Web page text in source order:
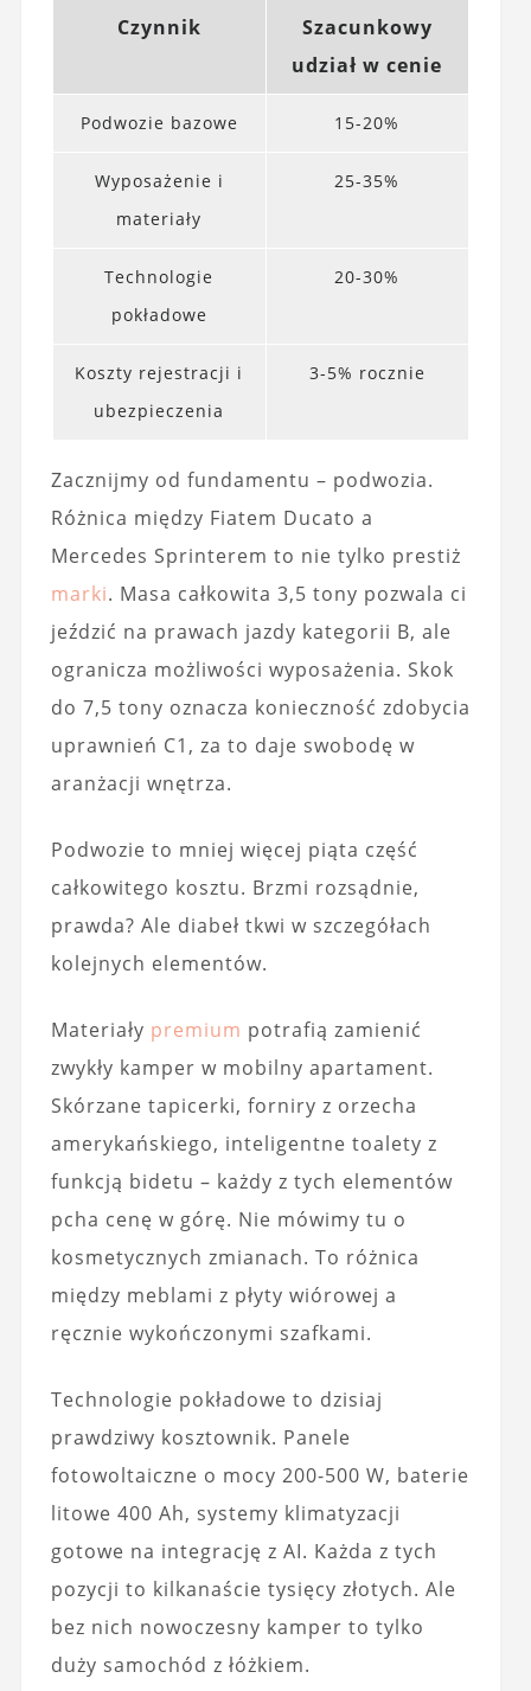
Czynnik
Szacunkowy
udział w cenie
Podwozie bazowe 15-20%
Wyposażenie i
materiały
25-35%
Technologie
pokładowe
20-30%
Koszty rejestracji i
ubezpieczenia
3-5% rocznie
Zacznijmy od fundamentu – podwozia.
Różnica między Fiatem Ducato a
Mercedes Sprinterem to nie tylko prestiż
marki. Masa całkowita 3,5 tony pozwala ci
jeździć na prawach jazdy kategorii B, ale
ogranicza możliwości wyposażenia. Skok
do 7,5 tony oznacza konieczność zdobycia
uprawnień C1, za to daje swobodę w
aranżacji wnętrza.
Podwozie to mniej więcej piąta część
całkowitego kosztu. Brzmi rozsądnie,
prawda? Ale diabeł tkwi w szczegółach
kolejnych elementów.
Materiały premium potrafią zamienić
zwykły kamper w mobilny apartament.
Skórzane tapicerki, forniry z orzecha
amerykańskiego, inteligentne toalety z
funkcją bidetu – każdy z tych elementów
pcha cenę w górę. Nie mówimy tu o
kosmetycznych zmianach. To różnica
między meblami z płyty wiórowej a
ręcznie wykończonymi szafkami.
Technologie pokładowe to dzisiaj
prawdziwy kosztownik. Panele
fotowoltaiczne o mocy 200-500 W, baterie
litowe 400 Ah, systemy klimatyzacji
gotowe na integrację z AI. Każda z tych
pozycji to kilkanaście tysięcy złotych. Ale
bez nich nowoczesny kamper to tylko
duży samochód z łóżkiem.